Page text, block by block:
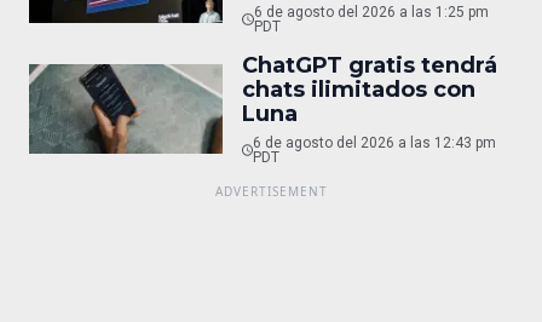
6 de agosto del 2026 a las 1:25 pm
PDT
ChatGPT gratis tendrá
chats ilimitados con
Luna
6 de agosto del 2026 a las 12:43 pm
PDT